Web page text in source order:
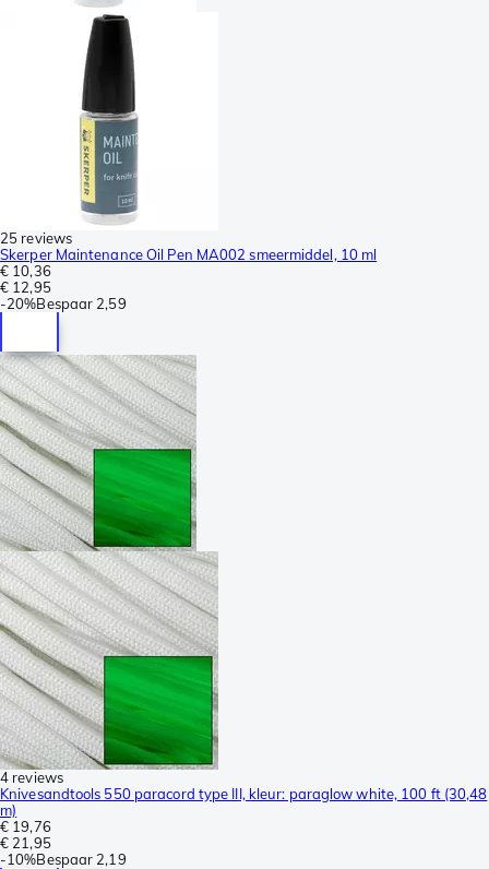
25 reviews
Skerper Maintenance Oil Pen MA002 smeermiddel, 10 ml
€ 10,36
€ 12,95
-20%Bespaar 2,59
4 reviews
Knivesandtools 550 paracord type III, kleur: paraglow white, 100 ft (30,48
m)
€ 19,76
€ 21,95
-10%Bespaar 2,19